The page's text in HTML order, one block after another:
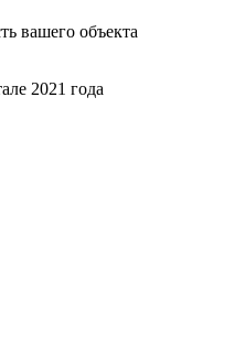
вашего объекта
2021 года